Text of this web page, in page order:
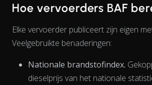
Hoe vervoerders BAF
Elke vervoerder publiceert zijn eigen
Veelgebruikte benaderingen:
Nationale brandstofindex.
dieselprijs van het nationale